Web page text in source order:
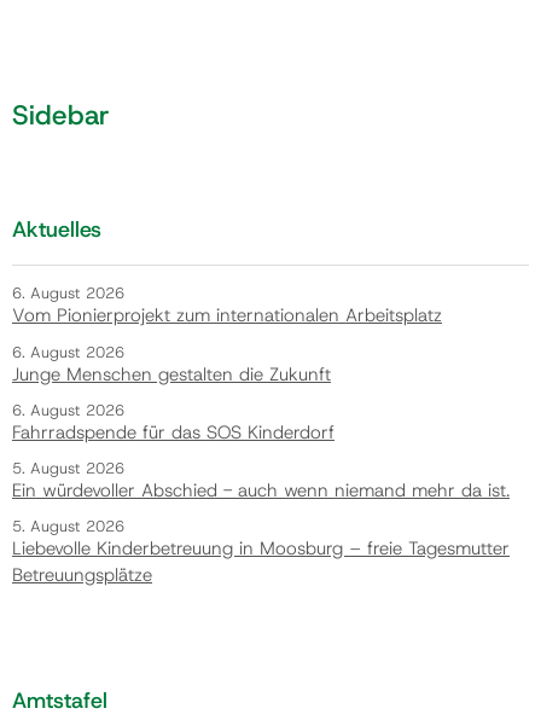
Sidebar
Aktuelles
6. August 2026
Vom Pionierprojekt zum internationalen Arbeitsplatz
6. August 2026
Junge Menschen gestalten die Zukunft
6. August 2026
Fahrradspende für das SOS Kinderdorf
5. August 2026
Ein würdevoller Abschied - auch wenn niemand mehr da ist.
5. August 2026
Liebevolle Kinderbetreuung in Moosburg – freie Tagesmutter
Betreuungsplätze
Amtstafel